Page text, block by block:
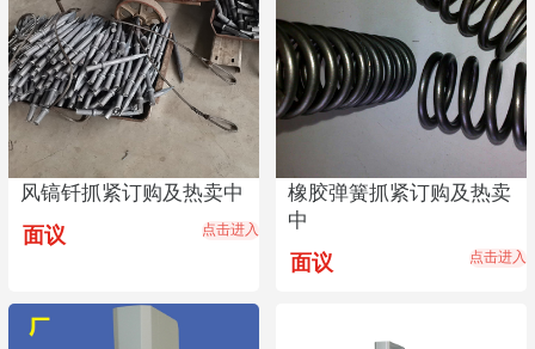
风镐钎抓紧订购及热卖中
面议 点击进入
橡胶弹簧抓紧订购及热卖
中
面议 点击进入